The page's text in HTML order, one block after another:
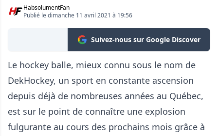
HabsolumentFan
Publié le dimanche 11 avril 2021 à 19:56
Suivez-nous sur Google Discover
Le hockey balle, mieux connu sous le nom de
DekHockey, un sport en constante ascension
depuis déjà de nombreuses années au Québec,
est sur le point de connaître une explosion
fulgurante au cours des prochains mois grâce à